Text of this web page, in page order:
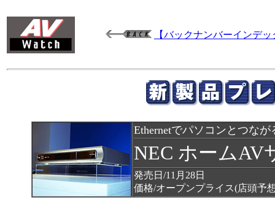
【バックナンバーインデ
Ethernetでパソコンとつな
NEC ホームAV
発売日/11月28日
価格/オープンプライス(店頭予